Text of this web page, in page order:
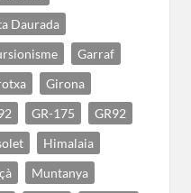
Daurada
Garraf
Girona
GR-175
GR92
Himalaia
Muntanya